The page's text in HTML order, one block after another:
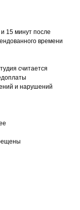
15 минут после
времени
считается
и нарушений